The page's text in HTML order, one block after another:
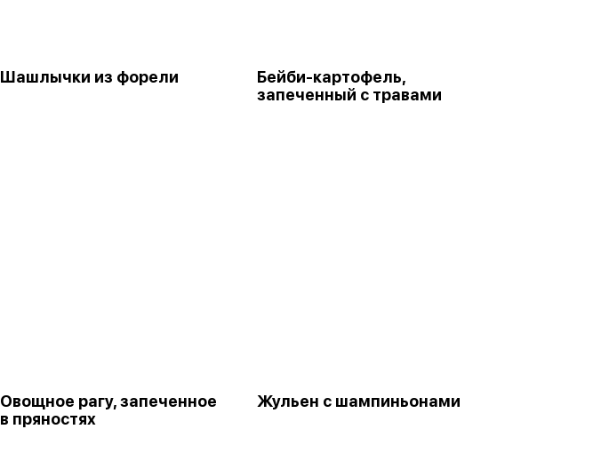
Шашлычки из форели
Бейби-картофель,
запеченный с травами
Овощное рагу, запеченное
в пряностях
Жульен с шампиньонами